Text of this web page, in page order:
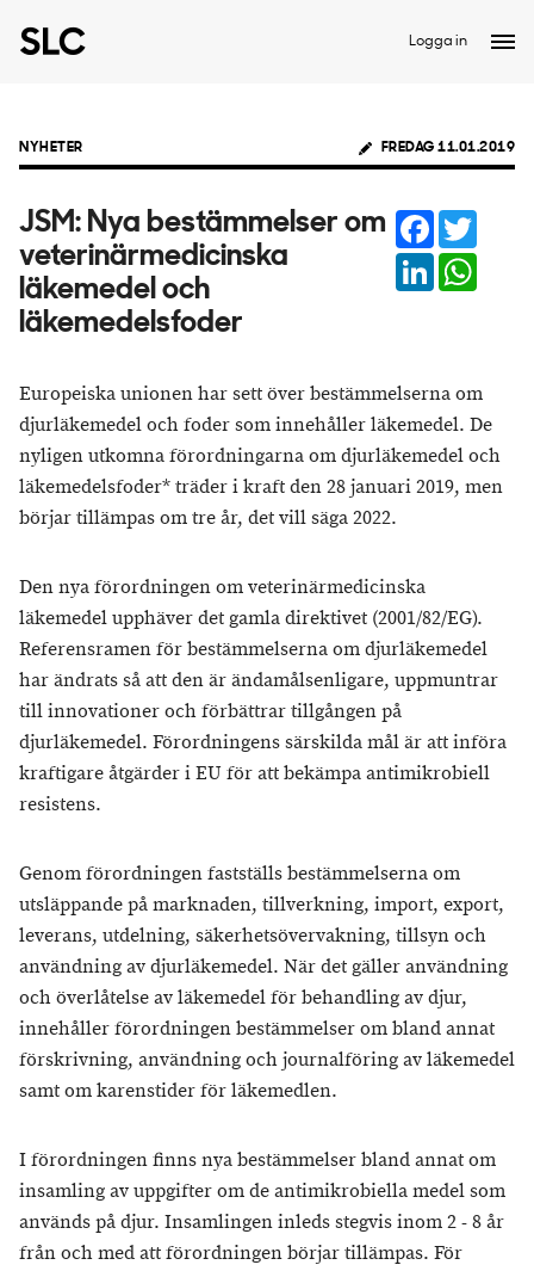
Logga in
NYHETER FREDAG 11.01.2019
JSM: Nya bestämmelser om
veterinärmedicinska
läkemedel och
läkemedelsfoder
Facebook
LinkedIn
Europeiska unionen har sett över bestämmelserna om
djurläkemedel och foder som innehåller läkemedel. De
nyligen utkomna förordningarna om djurläkemedel och
läkemedelsfoder* träder i kraft den 28 januari 2019, men
börjar tillämpas om tre år, det vill säga 2022.
Den nya förordningen om veterinärmedicinska
läkemedel upphäver det gamla direktivet (2001/82/EG).
Referensramen för bestämmelserna om djurläkemedel
har ändrats så att den är ändamålsenligare, uppmuntrar
till innovationer och förbättrar tillgången på
djurläkemedel. Förordningens särskilda mål är att införa
kraftigare åtgärder i EU för att bekämpa antimikrobiell
resistens.
Genom förordningen fastställs bestämmelserna om
utsläppande på marknaden, tillverkning, import, export,
leverans, utdelning, säkerhetsövervakning, tillsyn och
användning av djurläkemedel. När det gäller användning
och överlåtelse av läkemedel för behandling av djur,
innehåller förordningen bestämmelser om bland annat
förskrivning, användning och journalföring av läkemedel
samt om karenstider för läkemedlen.
I förordningen finns nya bestämmelser bland annat om
insamling av uppgifter om de antimikrobiella medel som
används på djur. Insamlingen inleds stegvis inom 2 - 8 år
från och med att förordningen börjar tillämpas. För